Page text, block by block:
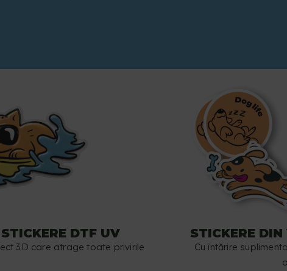
STICKERE DTF UV
3D care atrage toate privirile
STICKERE
Cu întărire